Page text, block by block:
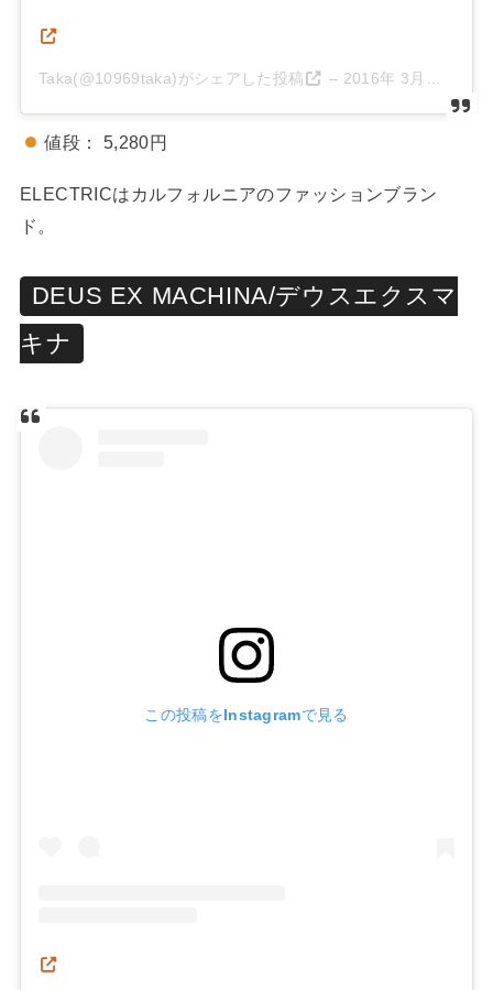
Taka(@10969taka)がシェアした投稿 – 2016年 3月月1日午後2時42分PST
値段： 5,280円
ELECTRICはカルフォルニアのファッションブラン
ド。
DEUS EX MACHINA/デウスエクスマ
キナ
この投稿をInstagramで見る